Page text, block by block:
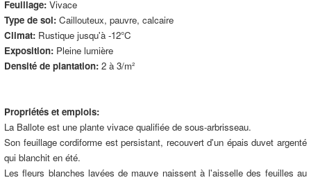
Feuillage: Vivace
Type de sol: Caillouteux, pauvre, calcaire
Climat: Rustique jusqu'à -12°C
Exposition: Pleine lumière
Densité de plantation: 2 à 3/m²
Propriétés et emplois:
La Ballote est une plante vivace qualifiée de sous-arbrisseau.
Son feuillage cordiforme est persistant, recouvert d'un épais duvet argenté
qui blanchit en été.
Les fleurs blanches lavées de mauve naissent à l'aisselle des feuilles au